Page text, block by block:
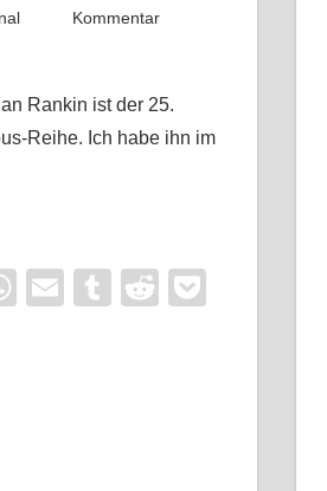
Kommentar
Rankin ist der 25.
Reihe. Ich habe ihn im
WhatsApp
EmailTumblrReddit